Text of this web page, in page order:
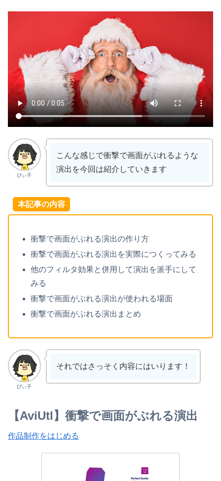
ぴぃ子
こんな感じで衝撃で画面がぶれるような
演出を今回は紹介していきます
本記事の内容
衝撃で画面がぶれる演出の作り方
衝撃で画面がぶれる演出を実際につくってみる
他のフィルタ効果と併用して演出を派手にして
みる
衝撃で画面がぶれる演出が使われる場面
衝撃で画面がぶれる演出まとめ
ぴぃ子
それではさっそく内容にはいります！
【AviUtl】衝撃で画面がぶれる演出
作品制作をはじめる